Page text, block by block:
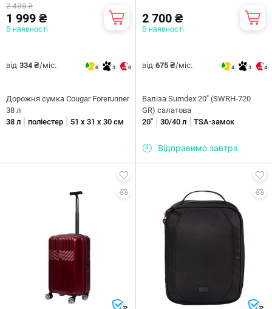
2 499 ₴
1 999 ₴
В наявності
від 334 ₴/міс. 6 3 6
Дорожня сумка Cougar Forerunner
38 л
38 л
поліестер 51 х 31 х 30 см
2 700 ₴
В наявності
від 675 ₴/міс. 4 3 4
Валіза Sumdex 20" (SWRH-720
GR) салатова
20"
30/40 л TSA-замок
Відправимо завтра
12 12